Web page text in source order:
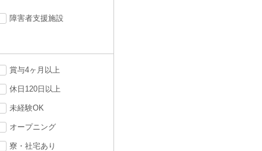
障害者支援施設
賞与4ヶ月以上
休日120日以上
未経験OK
オープニング
寮・社宅あり